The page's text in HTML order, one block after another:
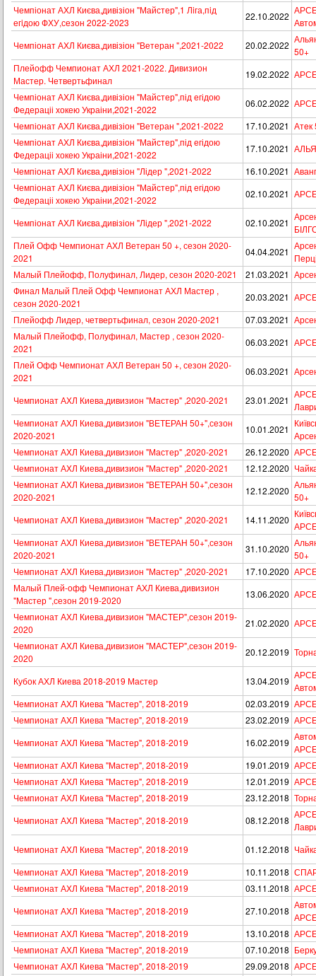
Чемпіонат АХЛ Києва,дивізіон "Майстер",1 Лiга,пiд
егiдою ФХУ,сезон 2022-2023
22.10.2022
Чемпіонат АХЛ Києва,дивізіон "Ветеран ",2021-2022
20.02.2022
50+
Плейофф Чемпионат АХЛ 2021-2022. Дивизион
Мастер. Четвертьфинал
19.02.2022
Чемпіонат АХЛ Києва,дивізіон "Майстер",під егідою
Федераціі хокею Украіни,2021-2022
06.02.2022
Чемпіонат АХЛ Києва,дивізіон "Ветеран ",2021-2022
17.10.2021 Атeк
Чемпіонат АХЛ Києва,дивізіон "Майстер",під егідою
Федераціі хокею Украіни,2021-2022
17.10.2021
Чемпіонат АХЛ Києва,дивізіон "Лідер ",2021-2022
16.10.2021
Чемпіонат АХЛ Києва,дивізіон "Майстер",під егідою
Федераціі хокею Украіни,2021-2022
02.10.2021
Чемпіонат АХЛ Києва,дивізіон "Лідер ",2021-2022 02.10.2021
Плей Офф Чемпионат АХЛ Ветеран 50 +, сезон 2020-
2021
04.04.2021
Малый Плейофф, Полуфинал, Лидер, сезон 2020-2021
21.03.2021
Финал Малый Плей Офф Чемпионат АХЛ Мастер ,
сезон 2020-2021
20.03.2021
Плейофф Лидер, четвертьфинал, сезон 2020-2021
07.03.2021
Малый Плейофф, Полуфинал, Мастер , сезон 2020-
2021
06.03.2021
Плей Офф Чемпионат АХЛ Ветеран 50 +, сезон 2020-
2021
06.03.2021
Чемпионат АХЛ Киева,дивизион "Мастер" ,2020-2021 23.01.2021
Чемпионат АХЛ Киева,дивизион "ВЕТЕРАН 50+",сезон
2020-2021
10.01.2021
Чемпионат АХЛ Киева,дивизион "Мастер" ,2020-2021
26.12.2020
Чемпионат АХЛ Киева,дивизион "Мастер" ,2020-2021
12.12.2020
Чемпионат АХЛ Киева,дивизион "ВЕТЕРАН 50+",сезон
2020-2021
12.12.2020
50+
Чемпионат АХЛ Киева,дивизион "Мастер" ,2020-2021
14.11.2020
Чемпионат АХЛ Киева,дивизион "ВЕТЕРАН 50+",сезон
2020-2021
31.10.2020
50+
Чемпионат АХЛ Киева,дивизион "Мастер" ,2020-2021
17.10.2020
Малый Плей-офф Чемпионат АХЛ Киева,дивизион
"Мастер ",сезон 2019-2020
13.06.2020
Чемпионат АХЛ Киева,дивизион "МАСТЕР",сезон 2019-
2020
21.02.2020
Чемпионат АХЛ Киева,дивизион "МАСТЕР",сезон 2019-
2020
20.12.2019
Кубок АХЛ Киева 2018-2019 Мастер 13.04.2019
Чемпионат АХЛ Киева "Мастер", 2018-2019
02.03.2019
Чемпионат АХЛ Киева "Мастер", 2018-2019
23.02.2019
Чемпионат АХЛ Киева "Мастер", 2018-2019
16.02.2019
Чемпионат АХЛ Киева "Мастер", 2018-2019
19.01.2019
Чемпионат АХЛ Киева "Мастер", 2018-2019
12.01.2019
Чемпионат АХЛ Киева "Мастер", 2018-2019
23.12.2018
Чемпионат АХЛ Киева "Мастер", 2018-2019
08.12.2018
Чемпионат АХЛ Киева "Мастер", 2018-2019
01.12.2018
Чемпионат АХЛ Киева "Мастер", 2018-2019
10.11.2018
Чемпионат АХЛ Киева "Мастер", 2018-2019
03.11.2018
Чемпионат АХЛ Киева "Мастер", 2018-2019
27.10.2018
Чемпионат АХЛ Киева "Мастер", 2018-2019
13.10.2018
Чемпионат АХЛ Киева "Мастер", 2018-2019
07.10.2018
Чемпионат АХЛ Киева "Мастер", 2018-2019
29.09.2018